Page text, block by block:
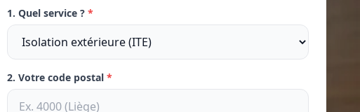
1. Quel service ? *
2. Votre code postal *